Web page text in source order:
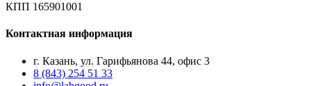
КПП 165901001
Контактная информация
г. Казань, ул. Гарифьянова 44, офис 3
8 (843) 254 51 33